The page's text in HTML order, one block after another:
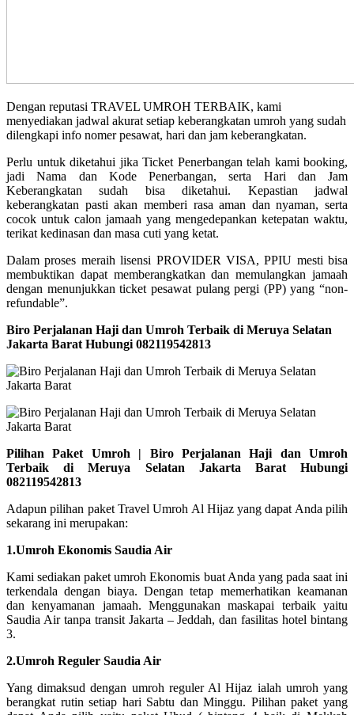
Dengan reputasi TRAVEL UMROH TERBAIK, kami
menyediakan jadwal akurat setiap keberangkatan umroh yang sudah
dilengkapi info nomer pesawat, hari dan jam keberangkatan.
Perlu untuk diketahui jika Ticket Penerbangan telah kami booking,
jadi Nama dan Kode Penerbangan, serta Hari dan Jam
Keberangkatan sudah bisa diketahui. Kepastian jadwal
keberangkatan pasti akan memberi rasa aman dan nyaman, serta
cocok untuk calon jamaah yang mengedepankan ketepatan waktu,
terikat kedinasan dan masa cuti yang ketat.
Dalam proses meraih lisensi PROVIDER VISA, PPIU mesti bisa
membuktikan dapat memberangkatkan dan memulangkan jamaah
dengan menunjukkan ticket pesawat pulang pergi (PP) yang “non-
refundable”.
Biro Perjalanan Haji dan Umroh Terbaik di Meruya Selatan
Jakarta Barat Hubungi 082119542813
Pilihan Paket Umroh | Biro Perjalanan Haji dan Umroh
Terbaik di Meruya Selatan Jakarta Barat Hubungi
082119542813
Adapun pilihan paket Travel Umroh Al Hijaz yang dapat Anda pilih
sekarang ini merupakan:
1.Umroh Ekonomis Saudia Air
Kami sediakan paket umroh Ekonomis buat Anda yang pada saat ini
terkendala dengan biaya. Dengan tetap memerhatikan keamanan
dan kenyamanan jamaah. Menggunakan maskapai terbaik yaitu
Saudia Air tanpa transit Jakarta – Jeddah, dan fasilitas hotel bintang
3.
2.Umroh Reguler Saudia Air
Yang dimaksud dengan umroh reguler Al Hijaz ialah umroh yang
berangkat rutin setiap hari Sabtu dan Minggu. Pilihan paket yang